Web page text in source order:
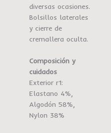
diversas ocasiones.
Bolsillos laterales
y cierre de
cremallera oculta.
Composición y
cuidados
Exterior r1:
Elastano 4%,
Algodón 58%,
Nylon 38%